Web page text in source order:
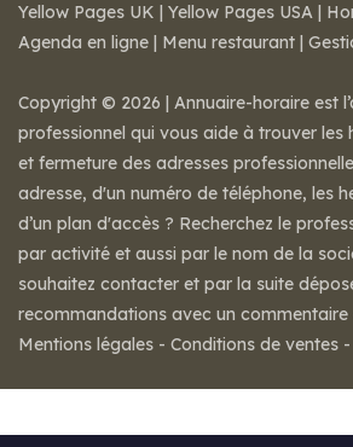
Yellow Pages UK | Yellow Pages USA |
Agenda en ligne | Menu restaurant |
Copyright © 2026 | Annuaire-horaire est
professionnel qui vous aide à trouver les
et fermeture des adresses
adresse, d'un numéro de téléphone, les
d’un plan d'accès ? Recherchez le
par activité et aussi par le nom de la
souhaitez contacter et par la suite
recommandations avec un commentaire
Mentions légales - Conditions de ventes -